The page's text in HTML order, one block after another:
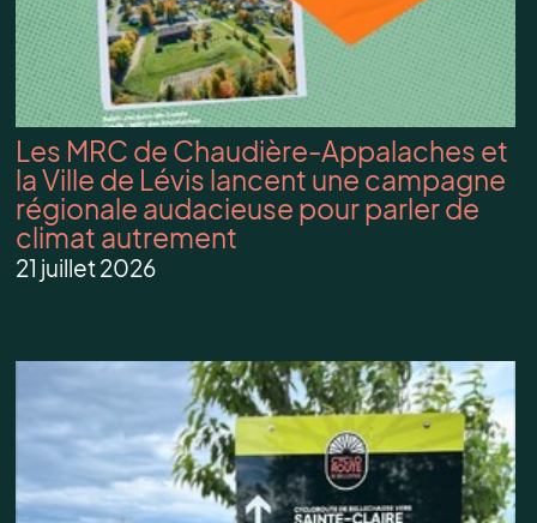
Les MRC de Chaudière-Appalaches et
la Ville de Lévis lancent une campagne
régionale audacieuse pour parler de
climat autrement
21 juillet 2026